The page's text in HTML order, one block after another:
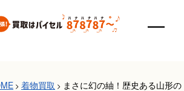
> 着物買取 > まさに幻の紬！歴史ある山形